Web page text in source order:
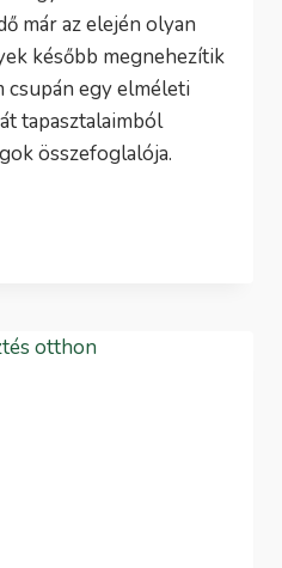
már az elején olyan
később megnehezítik
csupán egy elméleti
tapasztalaimból
összefoglalója.